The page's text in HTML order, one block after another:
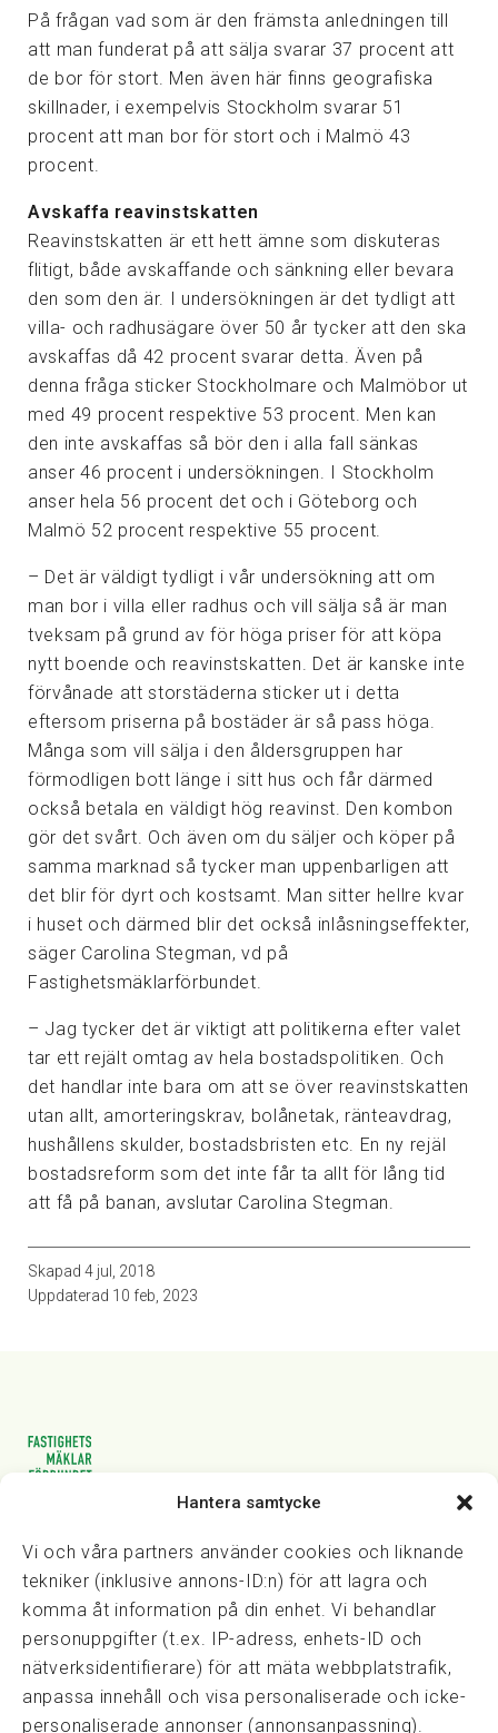
Hantera samtycke
Vi och våra partners använder cookies och liknande
tekniker (inklusive annons-ID:n) för att lagra och
komma åt information på din enhet. Vi behandlar
personuppgifter (t.ex. IP-adress, enhets-ID och
nätverksidentifierare) för att mäta webbplatstrafik,
anpassa innehåll och visa personaliserade och icke-
personaliserade annonser (annonsanpassning).
På frågan vad som är den främsta anledningen till
att man funderat på att sälja svarar 37 procent att
de bor för stort. Men även här finns geografiska
skillnader, i exempelvis Stockholm svarar 51
procent att man bor för stort och i Malmö 43
procent.
Avskaffa reavinstskatten
Reavinstskatten är ett hett ämne som diskuteras
flitigt, både avskaffande och sänkning eller bevara
den som den är. I undersökningen är det tydligt att
villa- och radhusägare över 50 år tycker att den ska
avskaffas då 42 procent svarar detta. Även på
denna fråga sticker Stockholmare och Malmöbor ut
med 49 procent respektive 53 procent. Men kan
den inte avskaffas så bör den i alla fall sänkas
anser 46 procent i undersökningen. I Stockholm
anser hela 56 procent det och i Göteborg och
Malmö 52 procent respektive 55 procent.
– Det är väldigt tydligt i vår undersökning att om
man bor i villa eller radhus och vill sälja så är man
tveksam på grund av för höga priser för att köpa
nytt boende och reavinstskatten. Det är kanske inte
förvånade att storstäderna sticker ut i detta
eftersom priserna på bostäder är så pass höga.
Många som vill sälja i den åldersgruppen har
förmodligen bott länge i sitt hus och får därmed
också betala en väldigt hög reavinst. Den kombon
gör det svårt. Och även om du säljer och köper på
samma marknad så tycker man uppenbarligen att
det blir för dyrt och kostsamt. Man sitter hellre kvar
i huset och därmed blir det också inlåsningseffekter,
säger Carolina Stegman, vd på
Fastighetsmäklarförbundet.
– Jag tycker det är viktigt att politikerna efter valet
tar ett rejält omtag av hela bostadspolitiken. Och
det handlar inte bara om att se över reavinstskatten
utan allt, amorteringskrav, bolånetak, ränteavdrag,
hushållens skulder, bostadsbristen etc. En ny rejäl
bostadsreform som det inte får ta allt för lång tid
att få på banan, avslutar Carolina Stegman.
Skapad 4 jul, 2018
Uppdaterad 10 feb, 2023
Vasagatan 28, 111 20 Stockholm
kansli@fmf.se
Snabblänkar
Prisexempel
Medarbetare